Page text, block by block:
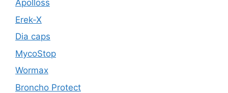
Apolloss
Erek-X
Dia caps
MycoStop
Wormax
Broncho Protect